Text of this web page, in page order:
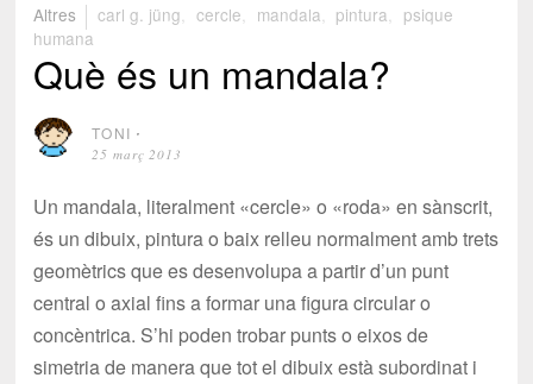
Altres carl g. jüng cercle mandala pintura
psique
humana
Què és un mandala?
TONI ⋅
25 març 2013
Un mandala, literalment «cercle» o «roda» en sànscrit,
és un dibuix, pintura o baix relleu normalment amb trets
geomètrics que es desenvolupa a partir d’un punt
central o axial fins a formar una figura circular o
concèntrica. S’hi poden trobar punts o eixos de
simetria de manera que tot el dibuix està subordinat i